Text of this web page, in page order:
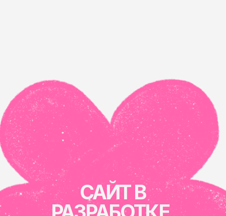
САЙТ В
РАЗРАБОТКЕ,
ПОДОЖДИТЕ...